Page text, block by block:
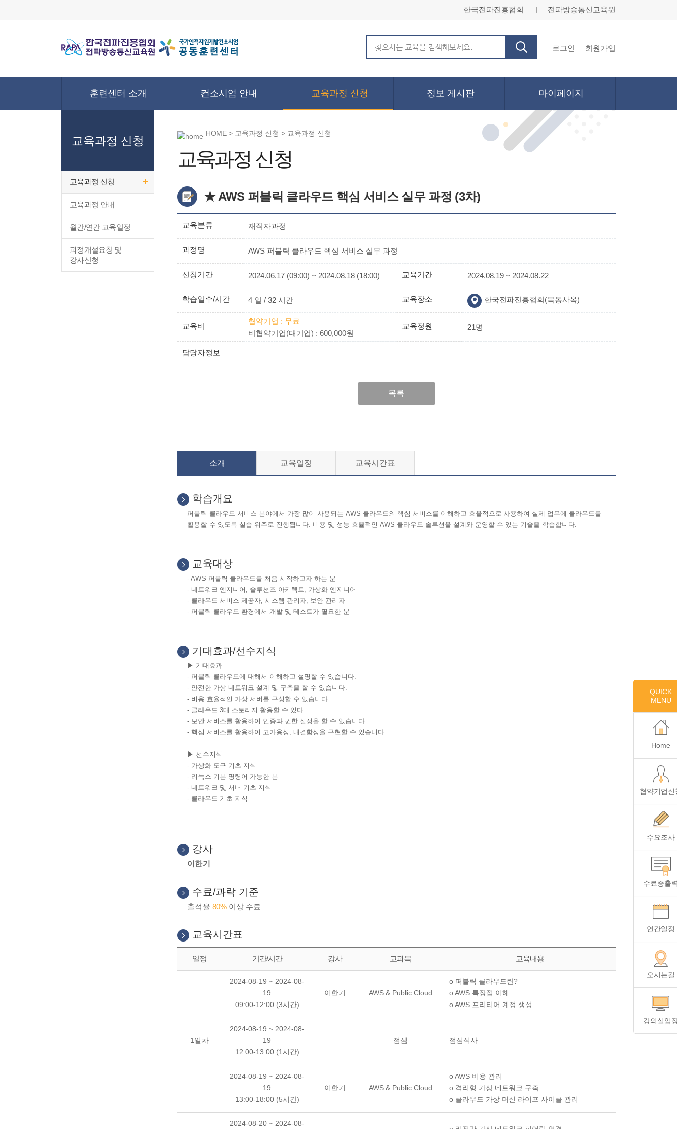
한국전파진흥협회 전파방송통신교육원
로그인 회원가입
QUICK
MENU
Home
협약기업신
수요조사
수료증출
연간일정
오시는길
강의실입
훈련센터 소개 컨소시엄 안내 교육과정 신청 정보 게시판 마이페이지
교육과정 신청
교육과정 신청
교육과정 안내
월간/연간 교육일정
과정개설요청 및
강사신청
HOME > 교육과정 신청 > 교육과정 신청
교육과정 신청
★ AWS 퍼블릭 클라우드 핵심 서비스 실무 과정 (3차)
교육분류 재직자과정
과정명 AWS 퍼블릭 클라우드 핵심 서비스 실무 과정
신청기간 2024.06.17 (09:00) ~ 2024.08.18 (18:00) 교육기간 2024.08.19 ~ 2024.08.22
학습일수/시간 4 일 / 32 시간 교육장소 한국전파진흥협회(목동사옥)
교육비
협약기업 : 무료
비협약기업(대기업) : 600,000원
교육정원 21명
담당자정보
목록
소개 교육일정 교육시간표
학습개요
퍼블릭 클라우드 서비스 분야에서 가장 많이 사용되는 AWS 클라우드의 핵심 서비스를 이해하고 효율적으로 사용하여 실제 업무에 클라우드를
활용할 수 있도록 실습 위주로 진행됩니다. 비용 및 성능 효율적인 AWS 클라우드 솔루션을 설계와 운영할 수 있는 기술을 학습합니다.
교육대상
- AWS 퍼블릭 클라우드를 처음 시작하고자 하는 분
- 네트워크 엔지니어 , 솔루션즈 아키텍트, 가상화 엔지니어
- 클라우드 서비스 제공자, 시스템 관리자, 보안 관리자
- 퍼블릭 클라우드 환경에서 개발 및 테스트가 필요한 분
기대효과/선수지식
▶ 기대효과
- 퍼블릭 클라우드에 대해서 이해하고 설명할 수 있습니다.
- 안전한 가상 네트워크 설계 및 구축을 할 수 있습니다.
- 비용 효율적인 가상 서버를 구성할 수 있습니다.
- 클라우드 3대 스토리지 활용할 수 있다.
- 보안 서비스를 활용하여 인증과 권한 설정을 할 수 있습니다.
- 핵심 서비스를 활용하여 고가용성 , 내결함성을 구현할 수 있습니다.
▶ 선수지식
- 가상화 도구 기초 지식
- 리눅스 기본 명령어 가능한 분
- 네트워크 및 서버 기초 지식
- 클라우드 기초 지식
강사
이한기
수료/과락 기준
출석율 80% 이상 수료
교육시간표
일정 기간/시간 강사 교과목 교육내용
1일차
2024-08-19 ~ 2024-08-
19
09:00-12:00 (3시간)
이한기 AWS & Public Cloud
o 퍼블릭 클라우드란?
o AWS 특장점 이해
o AWS 프리티어 계정 생성
2024-08-19 ~ 2024-08-
19
12:00-13:00 (1시간)
점심 점심식사
2024-08-19 ~ 2024-08-
19
13:00-18:00 (5시간)
이한기 AWS & Public Cloud
o AWS 비용 관리
o 격리형 가상 네트워크 구축
o 클라우드 가상 머신 라이프 사이클 관리
2024-08-20 ~ 2024-08-